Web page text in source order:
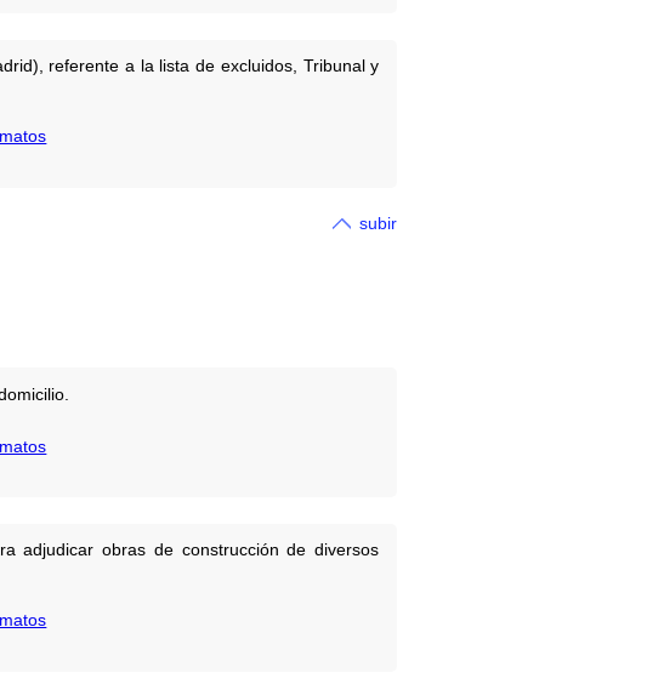
referente a la lista de excluidos, Tribunal y
subir
adjudicar obras de construcción de diversos